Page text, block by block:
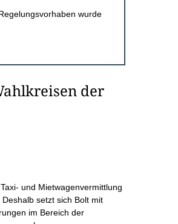
wurde
der
und Mietwagenvermittlung
setzt sich Bolt mit
im Bereich der